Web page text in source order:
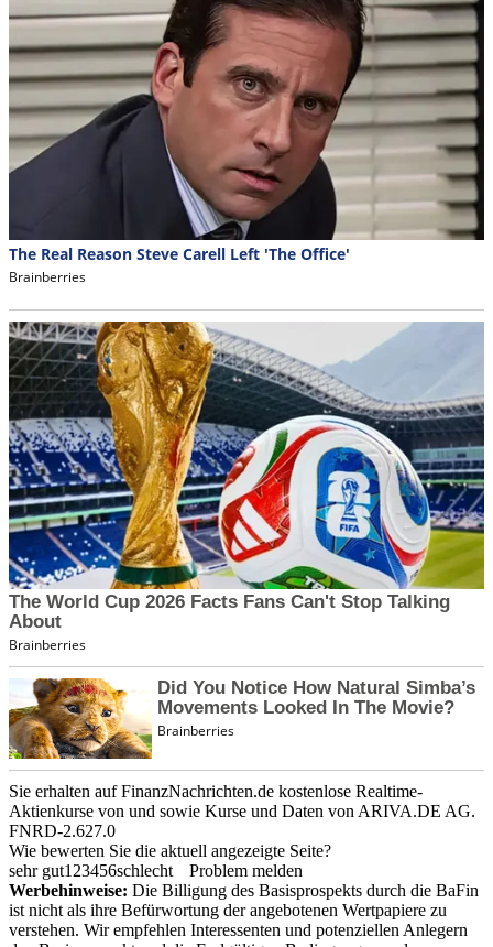
Sie erhalten auf FinanzNachrichten.de kostenlose Realtime-
Aktienkurse von und sowie Kurse und Daten von ARIVA.DE AG.
FNRD-2.627.0
Wie bewerten Sie die aktuell angezeigte Seite?
sehr gut1 23456schlecht
Problem melden
Werbehinweise: Die Billigung des Basisprospekts durch die BaFin
ist nicht als ihre Befürwortung der angebotenen Wertpapiere zu
verstehen. Wir empfehlen Interessenten und potenziellen Anlegern